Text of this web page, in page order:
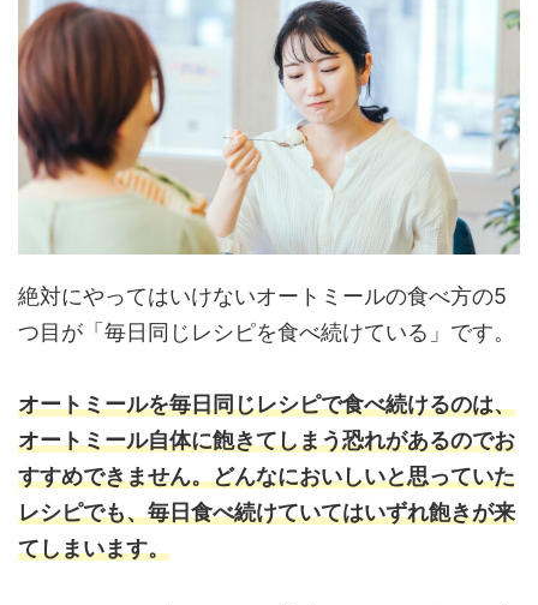
絶対にやってはいけないオートミールの食べ方の5
つ目が「毎日同じレシピを食べ続けている」です。
オートミールを毎日同じレシピで食べ続けるのは、
オートミール自体に飽きてしまう恐れがあるのでお
すすめできません。どんなにおいしいと思っていた
レシピでも、毎日食べ続けていてはいずれ飽きが来
てしまいます。